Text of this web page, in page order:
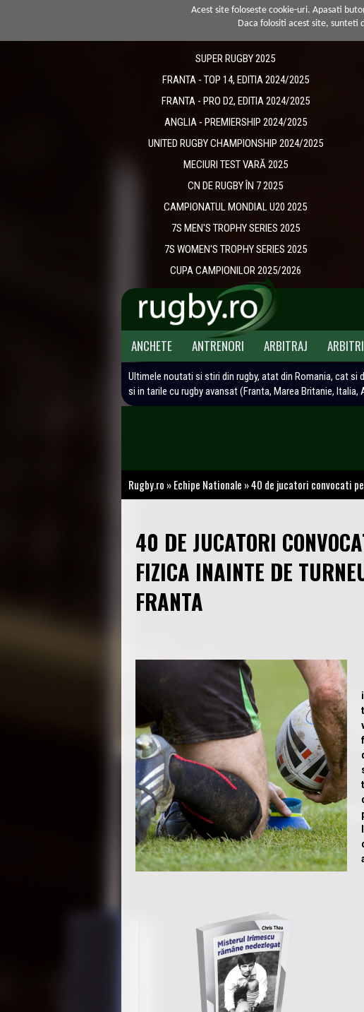
Acest site foloseste cookie-uri. Apasati
Daca folositi acest site, sunteti
SUPER RUGBY 2025
FRANTA - TOP 14, EDITIA 2024/2025
FRANTA - PRO D2, EDITIA 2024/2025
ANGLIA - PREMIERSHIP 2024/2025
UNITED RUGBY CHAMPIONSHIP 2024/2025
MECIURI TEST VARĂ 2025
CN DE RUGBY ÎN 7 2025
CAMPIONATUL MONDIAL U20 2025
7S MEN'S TROPHY SERIES 2025
7S WOMEN'S TROPHY SERIES 2025
CUPA CAMPIONILOR 2025/2026
ANCHETE ANTRENORI ARBITRAJ ARBITRI
Ultimele noutati si stiri din rugby, atat din Romania, cat si
si in tarile cu rugby avansat (Franta, Marea Britanie,
Rugby.ro »Echipe Nationale »40 de jucatori convocati
40 DE JUCATORI
FIZICA INAINTE DE
FRANTA